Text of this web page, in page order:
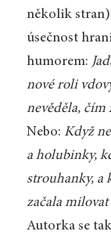
několik
úsečnost
humorem:
nové roli
nevěděla, čím
Nebo: Když
a holubinky,
strouhanky, a
začala
Autorka se